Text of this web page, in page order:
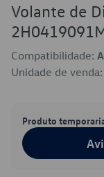
Volante de
Compatibilidade:
Unidade de venda:
Produto